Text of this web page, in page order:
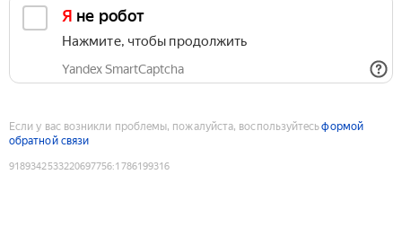
Я не робот
Нажмите, чтобы продолжить
Yandex SmartCaptcha
Если у вас возникли проблемы, пожалуйста, воспользуйтесьформой
обратной связи
9189342533220697756:1786199316